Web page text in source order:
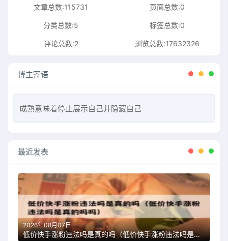
文章总数:115731 页面总数:0
分类总数:5 标签总数:0
评论总数:2 浏览总数:17632326
博主寄语
成熟意味着停止展示自己并隐藏自己
最近发表
2026年08月07日
低价快手涨粉违法吗是真的吗（低价快手涨粉违法吗是真的吗吗）